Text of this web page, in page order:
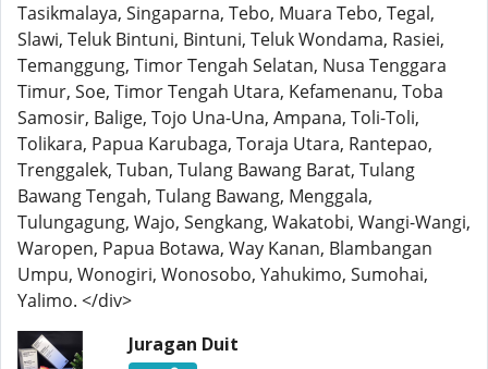
Tasikmalaya, Singaparna, Tebo, Muara Tebo, Tegal,
Slawi, Teluk Bintuni, Bintuni, Teluk Wondama, Rasiei,
Temanggung, Timor Tengah Selatan, Nusa Tenggara
Timur, Soe, Timor Tengah Utara, Kefamenanu, Toba
Samosir, Balige, Tojo Una-Una, Ampana, Toli-Toli,
Tolikara, Papua Karubaga, Toraja Utara, Rantepao,
Trenggalek, Tuban, Tulang Bawang Barat, Tulang
Bawang Tengah, Tulang Bawang, Menggala,
Tulungagung, Wajo, Sengkang, Wakatobi, Wangi-Wangi,
Waropen, Papua Botawa, Way Kanan, Blambangan
Umpu, Wonogiri, Wonosobo, Yahukimo, Sumohai,
Yalimo. </div>
Juragan Duit